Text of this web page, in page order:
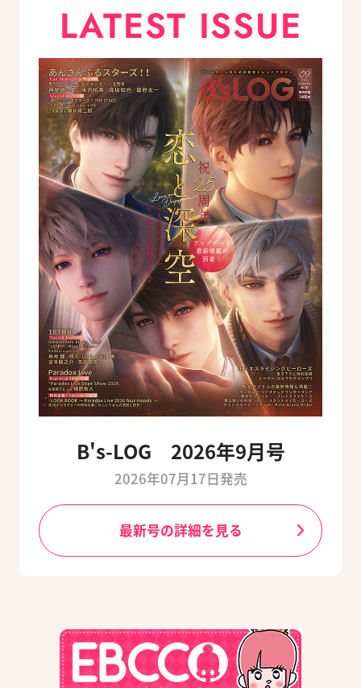
LATEST ISSUE
B's-LOG 2026年9月号
2026年07月17日発売
最新号の詳細を見る